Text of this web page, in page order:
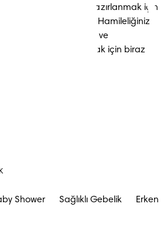
hazırlanmak için
çok şey bulunuyor. Hamileliğinizin
biricik bebeğinizi alıp eve
ânın keyfini çıkarmak için biraz
Shower Sağlıklı Gebelik Erken